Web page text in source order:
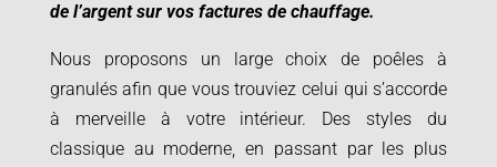
de l’argent sur vos factures de chauffage.
Nous proposons un large choix de poêles à
granulés afin que vous trouviez celui qui s’accorde
à merveille à votre intérieur. Des styles du
classique au moderne, en passant par les plus